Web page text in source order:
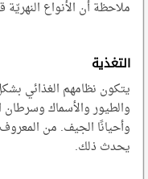
ملاحظة أن الأنواع
التغذية
يتكون نظامهم الغذائي
والطيور والأسماك وسرطان
وأحيانًا الجيف. من
يحدث ذلك.